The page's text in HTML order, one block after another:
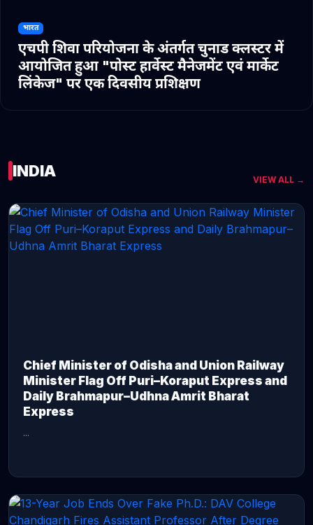
भारत
एचपी शिवा परियोजना के अंतर्गत चुनाड क्लस्टर में
आयोजित हुआ "पोस्ट हार्वेस्ट मैनेजमेंट एवं मार्केट
लिंकेज" पर एक दिवसीय प्रशिक्षण
INDIA VIEW ALL →
Chief Minister of Odisha and Union Railway
Minister Flag Off Puri–Koraput Express and
Daily Brahmapur–Udhna Amrit Bharat
Express
...